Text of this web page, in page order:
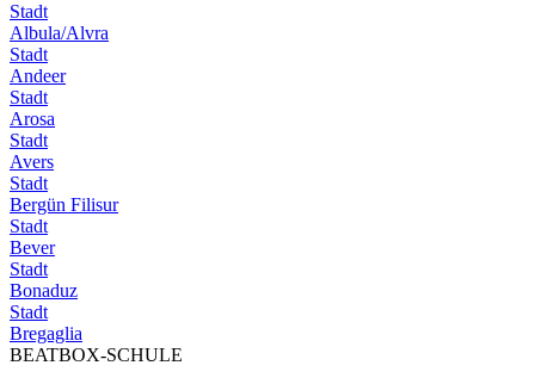
Stadt
Albula/Alvra
Stadt
Andeer
Stadt
Arosa
Stadt
Avers
Stadt
Bergün Filisur
Stadt
Bever
Stadt
Bonaduz
Stadt
Bregaglia
BEATBOX-SCHULE